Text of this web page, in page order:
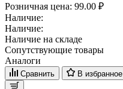
Розничная цена: 99.00 ₽
Наличие:
Наличие:
Наличие на складе
Сопутствующие товары
Аналоги
Сравнить В избранное